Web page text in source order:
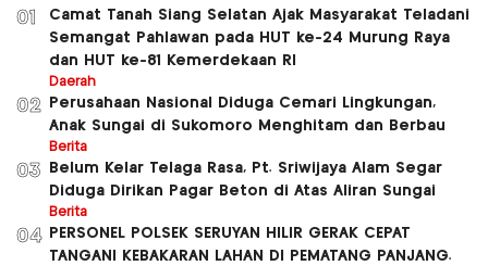
01
Camat Tanah Siang Selatan Ajak Masyarakat Teladani
Semangat Pahlawan pada HUT ke-24 Murung Raya
dan HUT ke-81 Kemerdekaan RI
Daerah
02
Perusahaan Nasional Diduga Cemari Lingkungan,
Anak Sungai di Sukomoro Menghitam dan Berbau
Berita
03
Belum Kelar Telaga Rasa, Pt. Sriwijaya Alam Segar
Diduga Dirikan Pagar Beton di Atas Aliran Sungai
Berita
04
PERSONEL POLSEK SERUYAN HILIR GERAK CEPAT
TANGANI KEBAKARAN LAHAN DI PEMATANG PANJANG.